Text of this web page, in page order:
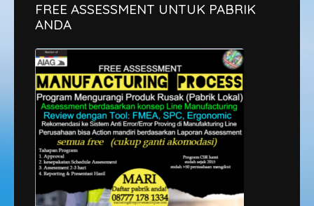
FREE ASSESSMENT UNTUK PABRIK
ANDA